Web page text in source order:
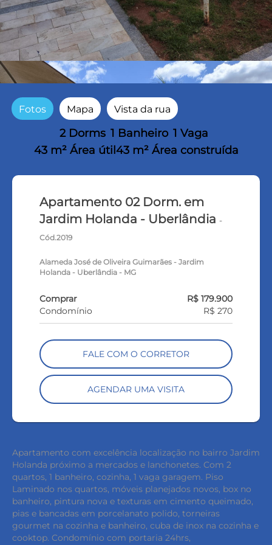
Fotos Mapa Vista da rua
2 Dorms 1 Banheiro 1 Vaga
43 m² Área útil 43 m² Área construída
Apartamento 02 Dorm. em
Jardim Holanda - Uberlândia -
Cód.2019
Alameda José de Oliveira Guimarães - Jardim
Holanda - Uberlândia - MG
Comprar
R$ 179.900
Condomínio
R$ 270
FALE COM O CORRETOR
AGENDAR UMA VISITA
Apartamento com excelência localização no bairro Jardim
Holanda próximo a mercados e lanchonetes. Com 2
quartos, 1 banheiro, cozinha, 1 vaga garagem. Piso
Laminado nos quartos, móveis planejados novos, box no
banheiro, pintura nova e texturas em cimento queimado,
pias e bancadas em porcelanato polido, torneiras
gourmet na cozinha e banheiro, cuba de inox na cozinha e
cooktop. Condomínio com portaria 24hrs,